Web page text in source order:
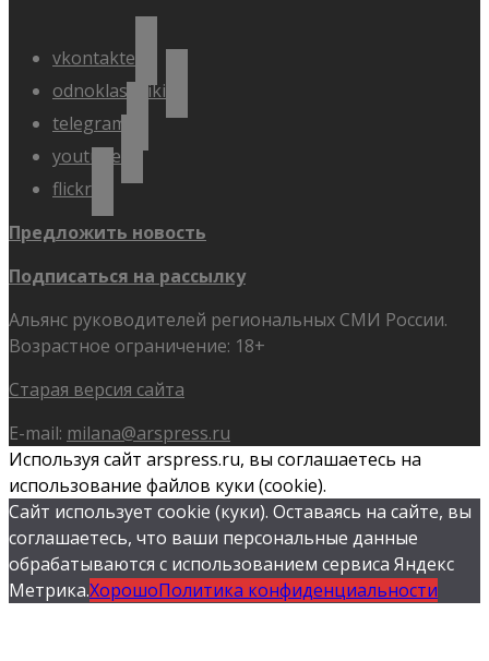
vkontakte
odnoklassniki
telegram
youtube
flickr
Предложить новость
Подписаться на рассылку
Альянс руководителей региональных СМИ России.
Возрастное ограничение: 18+
Старая версия сайта
E-mail: milana@arspress.ru
Используя сайт arspress.ru, вы соглашаетесь на
использование файлов куки (cookie).
Сайт использует cookie (куки). Оставаясь на сайте, вы
соглашаетесь, что ваши персональные данные
обрабатываются с использованием сервиса Яндекс
Метрика.ХорошоПолитика конфиденциальности